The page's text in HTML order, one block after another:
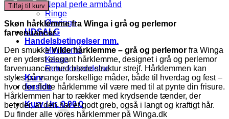
Nepal perle armbånd
Ringe
Øreringe
UDSALG
Handelsbetingelser mm.
Min Konto
Kasse
Retur forsendelse
Kurv
forside
Kurv /kr.0,00 0
-
Hårklemme
grå
og
perlemor
farvenuancer
antal
Tilføj til kurv
Skøn hårklemme fra Winga i grå og perlemor
farvenuancer
Den smukkeVilde hårklemme – grå og perlemor fra Winga
er en yderst elegant hårklemme, designet i grå og perlemor
farvenuancer med bløde struktur strejf. Hårklemmen kan
styles på mange forskellige måder, både til hverdag og fest –
hvor den flotte hårklemme vil være med til at pynte din frisure.
Hårklemmen har to rækker med krydsende tænder, der
betyder, at den har et godt greb, også i langt og kraftigt hår.
Du finder alle vores hårklemmer på Winga.dk